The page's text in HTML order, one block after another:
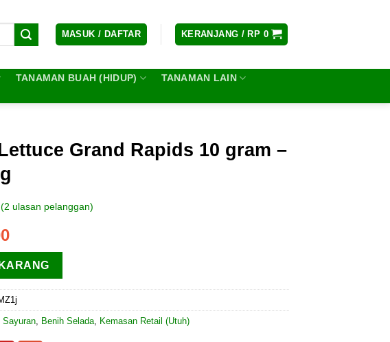
MASUK / DAFTAR KERANJANG / RP 0
TANAMAN BUAH (HIDUP)
TANAMAN LAIN
Grand Rapids 10 gram –
(2 ulasan pelanggan)
Sayuran, Benih Selada, Kemasan Retail (Utuh)